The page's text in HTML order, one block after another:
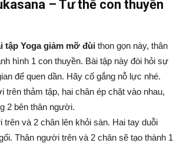
– Tư thế con thuyền
tập Yoga giảm mỡ đùi thon gọn này, thân
hình 1 con thuyền. Bài tập này đòi hỏi sự
để quen dần. Hãy cố gắng nỗ lực nhé.
trên thảm tập, hai chân ép chặt vào nhau,
2 bên thân người.
trên và 2 chân lên khỏi sàn. Hai tay duỗi
Thân người trên và 2 chân sẽ tạo thành 1